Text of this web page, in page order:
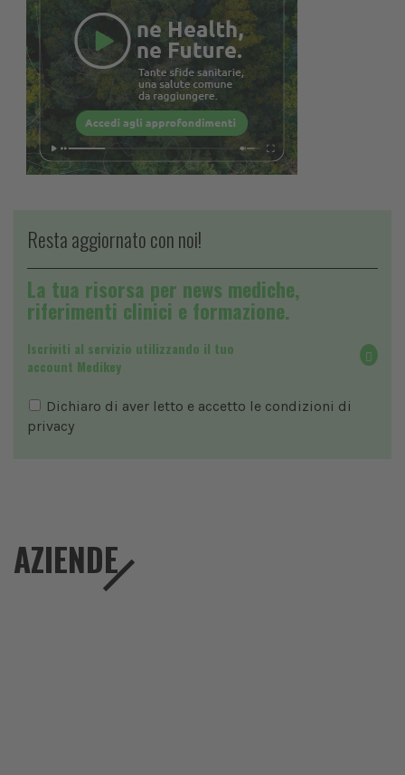
Resta aggiornato con noi!
La tua risorsa per news mediche,
riferimenti clinici e formazione.
Iscriviti al servizio utilizzando il tuo
account Medikey
Dichiaro di aver letto e accetto le condizioni di
privacy
AZIENDE